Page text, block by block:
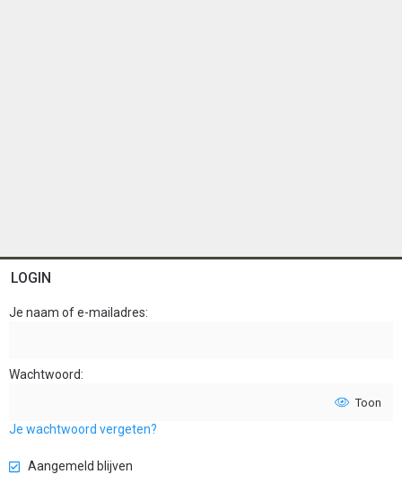
LOGIN
Je naam of e-mailadres
Wachtwoord
Toon
Je wachtwoord vergeten?
Aangemeld blijven